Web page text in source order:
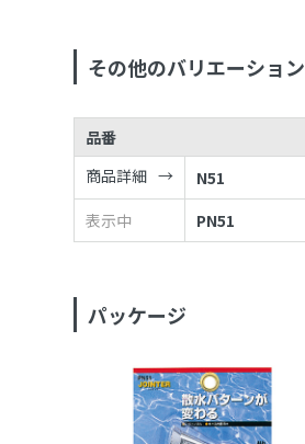
その他のバリエーション
品番
商品詳細
N51
表示中
PN51
パッケージ